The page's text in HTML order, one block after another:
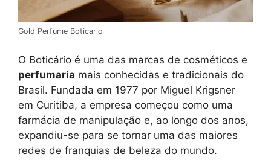
Gold Perfume Boticario
O Boticário é uma das marcas de cosméticos e
perfumaria mais conhecidas e tradicionais do
Brasil. Fundada em 1977 por Miguel Krigsner
em Curitiba, a empresa começou como uma
farmácia de manipulação e, ao longo dos anos,
expandiu-se para se tornar uma das maiores
redes de franquias de beleza do mundo.